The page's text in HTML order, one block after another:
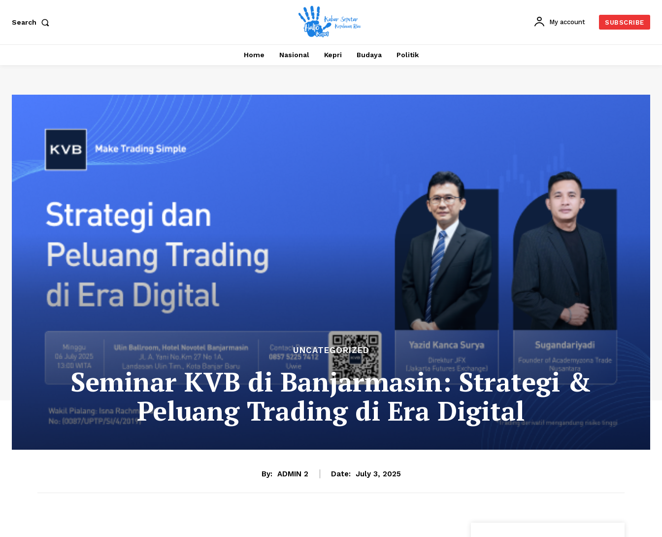
Search My account SUBSCRIBE
Home Nasional Kepri Budaya Politik
UNCATEGORIZED
Seminar KVB di Banjarmasin: Strategi &
Peluang Trading di Era Digital
By: ADMIN 2 Date: July 3, 2025